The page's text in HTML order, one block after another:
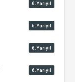
6.Yarıyıl
6.Yarıyıl
6.Yarıyıl
6.Yarıyıl